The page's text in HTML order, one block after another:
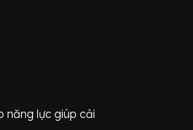
năng lực giúp cải